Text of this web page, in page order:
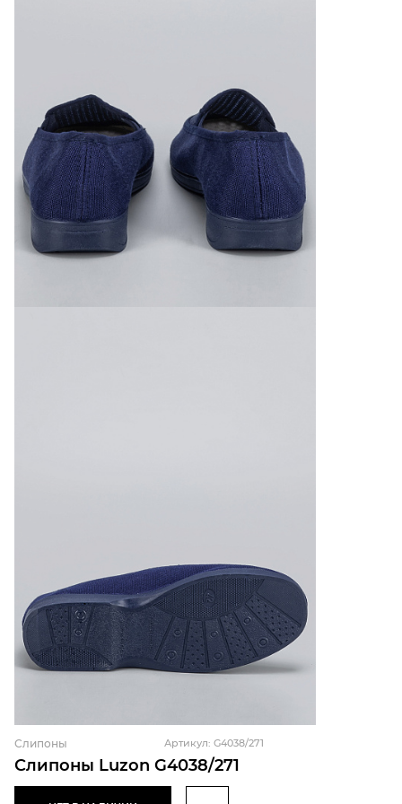
Слипоны Luzon G4038/271
Слипоны Артикул: G4038/271